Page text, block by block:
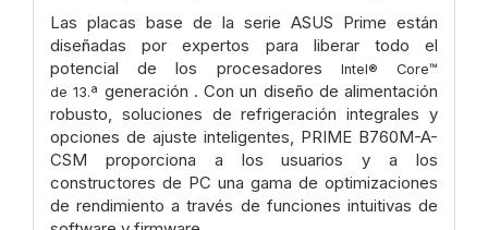
Las placas base de la serie ASUS Prime están
diseñadas por expertos para liberar todo el
potencial de los procesadores
Intel® Core™
de13.ª generación . Con un diseño de alimentación
robusto, soluciones de refrigeración integrales y
opciones de ajuste inteligentes, PRIME B760M-A-
CSM proporciona a los usuarios y a los
constructores de PC una gama de optimizaciones
de rendimiento a través de funciones intuitivas de